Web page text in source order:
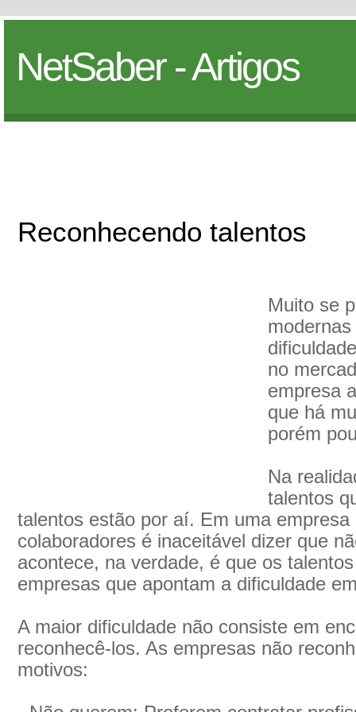
NetSaber - Artigos
Reconhecendo talentos
Muito se
no
empresa
que há
porém
Na
talentos
talentos estão por aí. Em uma empresa
colaboradores é inaceitável dizer que
acontece, na verdade, é que os
empresas que apontam a dificuldade
A maior dificuldade não consiste em
reconhecê-los. As empresas não
motivos: